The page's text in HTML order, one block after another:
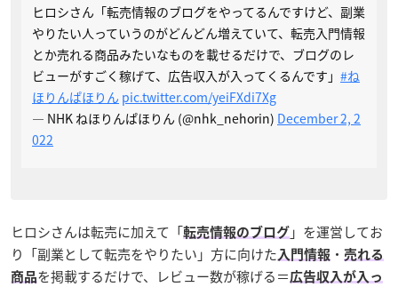
ヒロシさん「転売情報のブログをやってるんですけど、副業
やりたい人っていうのがどんどん増えていて、転売入門情報
とか売れる商品みたいなものを載せるだけで、ブログのレ
ビューがすごく稼げて、広告収入が入ってくるんです」 #ね
ほりんぱほりん pic.twitter.com/yeiFXdi7Xg
— NHK ねほりんぱほりん (@nhk_nehorin) December 2, 2
022
ヒロシさんは転売に加えて「転売情報のブログ 」を運営してお
り「副業として転売をやりたい」方に向けた 入門情報 ・ 売れる
商品を掲載するだけで、レビュー数が稼げる＝ 広告収入が入っ